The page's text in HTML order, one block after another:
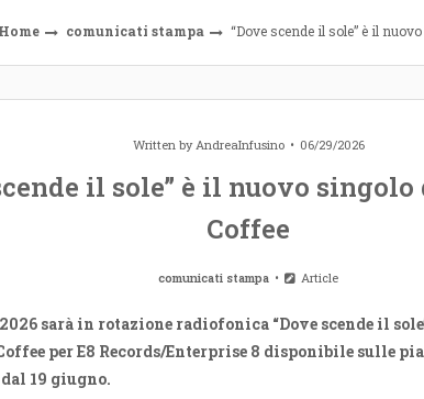
Home comunicati stampa “Dove scende il sole” è il
Written byAndreaInfusino 06/29/2026
il sole” è il nuovo
Coffee
comunicati stampa Article
sarà in rotazione radiofonica “Dove scende il
per E8 Records/Enterprise 8 disponibile sulle
19 giugno.